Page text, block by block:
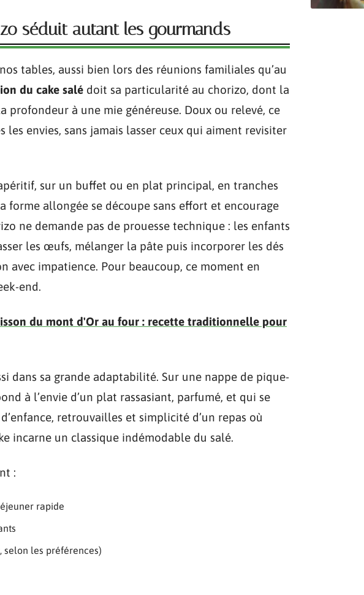
séduit autant les gourmands
tables, aussi bien lors des réunions familiales qu’au
du cake salé doit sa particularité au chorizo, dont la
profondeur à une mie généreuse. Doux ou relevé, ce
les envies, sans jamais lasser ceux qui aiment revisiter
sur un buffet ou en plat principal, en tranches
forme allongée se découpe sans effort et encourage
ne demande pas de prouesse technique : les enfants
les œufs, mélanger la pâte puis incorporer les dés
avec impatience. Pour beaucoup, ce moment en
end.
du mont d'Or au four : recette traditionnelle pour
dans sa grande adaptabilité. Sur une nappe de pique-
à l’envie d’un plat rassasiant, parfumé, et qui se
retrouvailles et simplicité d’un repas où
incarne un classique indémodable du salé.
:
rapide
selon les préférences)